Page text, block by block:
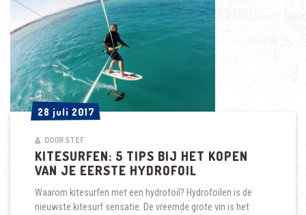
28 juli 2017
28 juli 2017
DOOR STEF
KITESURFEN: 5 TIPS BIJ HET KOPEN
VAN JE EERSTE HYDROFOIL
Waarom kitesurfen met een hydrofoil? Hydrofoilen is de
nieuwste kitesurf sensatie. De vreemde grote vin is het